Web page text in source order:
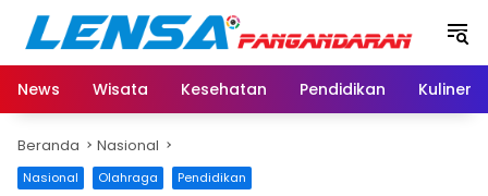
Langsung
konten
News
Wisata Kesehatan Pendidikan Kuliner
Beranda Nasional
Nasional Olahraga Pendidikan